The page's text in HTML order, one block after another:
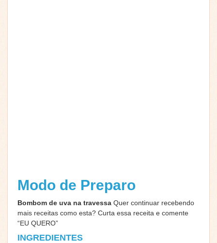
Modo de Preparo
Bombom de uva na travessa Quer continuar recebendo
mais receitas como esta? Curta essa receita e comente
“EU QUERO”
INGREDIENTES